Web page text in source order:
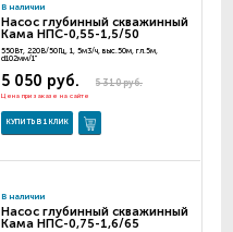
В наличии
Насос глубинный скважинный
Кама НПС-0,55-1,5/50
550Вт, 220В/50Гц, 1, 5м3/ч, выс.50м, гл.5м,
d102мм/1"
5 310 руб.
5 050 руб.
Цена при заказе на сайте
КУПИТЬ В 1 КЛИК
В наличии
Насос глубинный скважинный
Кама НПС-0,75-1,6/65